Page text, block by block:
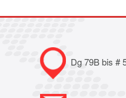
Dg 79B bis #